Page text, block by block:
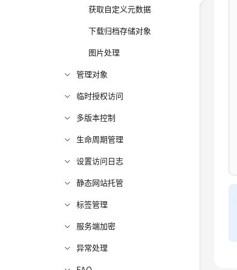
获取自定义元数据
下载归档存储对象
图片处理
管理对象
临时授权访问
多版本控制
生命周期管理
设置访问日志
静态网站托管
标签管理
服务端加密
异常处理